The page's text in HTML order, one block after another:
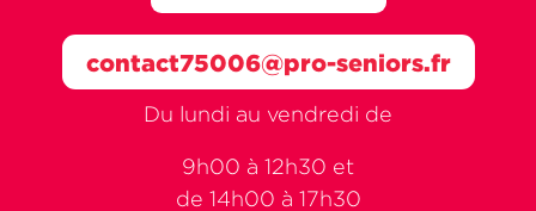
Du lundi au vendredi de
9h00 à 12h30 et
de 14h00 à 17h30
contact75006@pro-seniors.fr